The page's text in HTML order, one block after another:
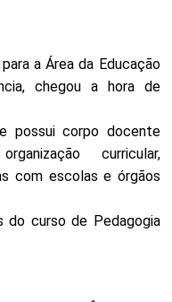
a Área da Educação
chegou a hora de
possui corpo docente
curricular,
com escolas e órgãos
do curso de Pedagogia